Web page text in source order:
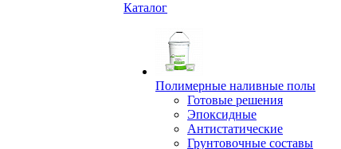
Каталог
Полимерные наливные полы
Готовые решения
Эпоксидные
Антистатические
Грунтовочные составы